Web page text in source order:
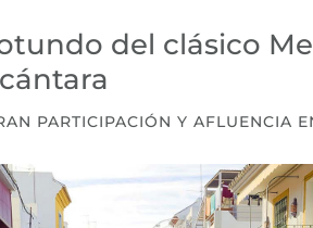
del clásico
PARTICIPACIÓN Y AFLUENCIA